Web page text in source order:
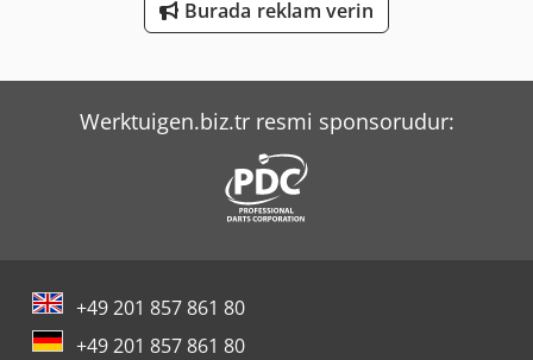
Burada reklam verin
Werktuigen.biz.tr resmi sponsorudur:
+49 201 857 861 80
+49 201 857 861 80